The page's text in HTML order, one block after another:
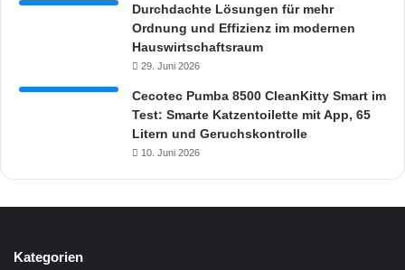
Durchdachte Lösungen für mehr
Ordnung und Effizienz im modernen
Hauswirtschaftsraum
29. Juni 2026
Cecotec Pumba 8500 CleanKitty Smart im
Test: Smarte Katzentoilette mit App, 65
Litern und Geruchskontrolle
10. Juni 2026
Kategorien